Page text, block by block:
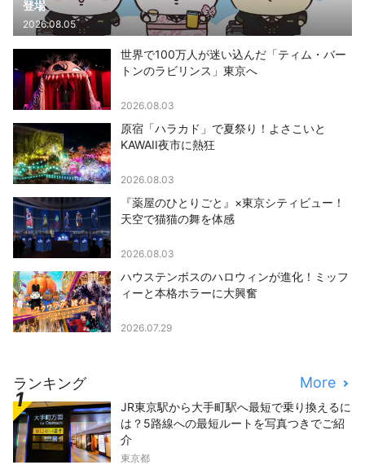
登場
2026.08.05
世界で100万人が迷い込んだ「ティム・バー
トンのラビリンス」東京へ
2026.08.03
原宿「ハラカド」で夏祭り！よさこいと
KAWAII夜市に熱狂
2026.08.03
『薬屋のひとりごと』×東京シティビュー！
天空で猫猫の舞を体感
2026.08.03
ハウステンボスのハロウィンが進化！ミッフ
ィーと本格ホラーに大興奮
2026.07.29
ランキング More
JR東京駅から大手町駅へ最短で乗り換えるに
は？5路線への最短ルートを写真つきでご紹
介
東京都